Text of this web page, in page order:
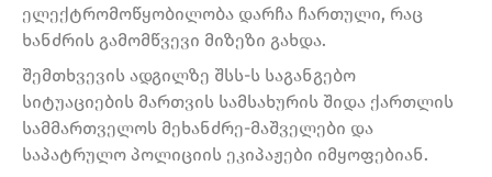
ელექტრომოწყობილობა დარჩა ჩართული, რაც
ხანძრის გამომწვევი მიზეზი გახდა.
შემთხვევის ადგილზე შსს-ს საგანგებო
სიტუაციების მართვის სამსახურის შიდა ქართლის
სამმართველოს მეხანძრე-მაშველები და
საპატრულო პოლიციის ეკიპაჟები იმყოფებიან.